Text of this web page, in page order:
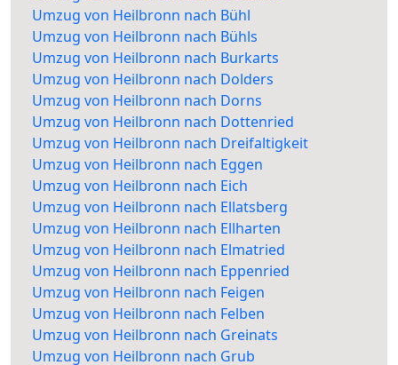
Umzug von Heilbronn nach Bühl
Umzug von Heilbronn nach Bühls
Umzug von Heilbronn nach Burkarts
Umzug von Heilbronn nach Dolders
Umzug von Heilbronn nach Dorns
Umzug von Heilbronn nach Dottenried
Umzug von Heilbronn nach Dreifaltigkeit
Umzug von Heilbronn nach Eggen
Umzug von Heilbronn nach Eich
Umzug von Heilbronn nach Ellatsberg
Umzug von Heilbronn nach Ellharten
Umzug von Heilbronn nach Elmatried
Umzug von Heilbronn nach Eppenried
Umzug von Heilbronn nach Feigen
Umzug von Heilbronn nach Felben
Umzug von Heilbronn nach Greinats
Umzug von Heilbronn nach Grub